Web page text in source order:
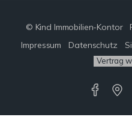
© Kind Immobilien-Kontor
Impressum
Datenschutz
Vertrag